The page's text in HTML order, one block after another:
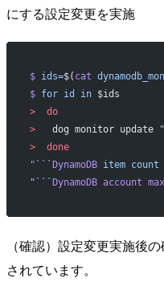
にする設定変更を実施
$ ids=$( cat
$ for id in $ids
>
  do
>
   dog monitor update
>
  done
" ``` DynamoDB item
"``` DynamoDB account
（確認）設定変更実施後の
されています。